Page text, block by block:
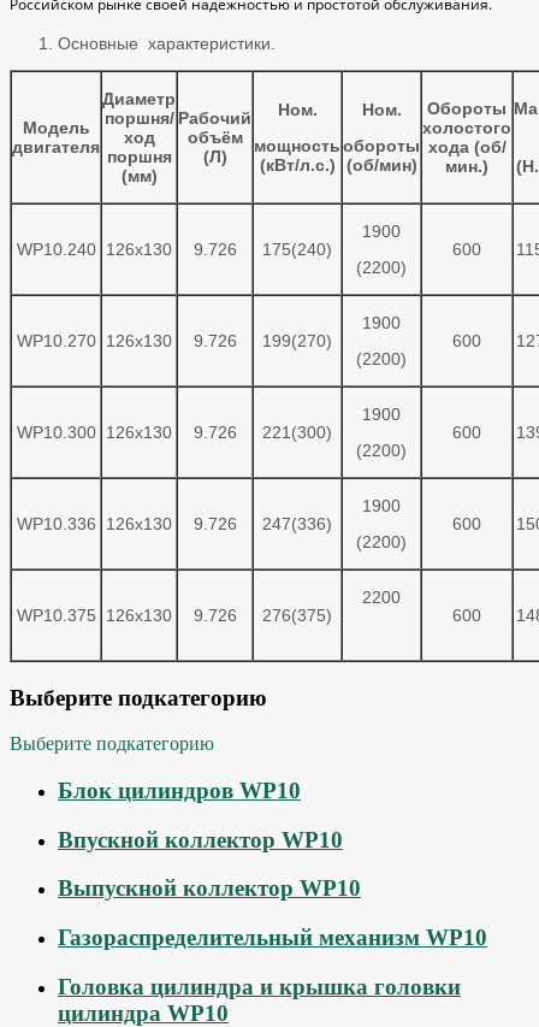
Основные характеристики.
Модель
двигателя
Диаметр
поршня/
ход
поршня
(мм)
Рабочий
объём
(Л)
Ном.
мощность
(кВт/л.с.)
Ном.
обороты
(об/мин)
Обороты
холостого
хода (об/
мин.)
WP10.240 126x130 9.726 175(240)
1900
(2200)
600
WP10.270 126x130 9.726 199(270)
1900
(2200)
600
WP10.300 126x130 9.726 221(300)
1900
(2200)
600
WP10.336 126x130 9.726 247(336)
1900
(2200)
600
WP10.375 126x130 9.726 276(375)
2200
600
Выберите подкатегорию
Выберите подкатегорию
Блок цилиндров WP10
Впускной коллектор WP10
Выпускной коллектор WP10
Газораспределительный механизм WP10
Головка цилиндра и крышка головки
цилиндра WP10